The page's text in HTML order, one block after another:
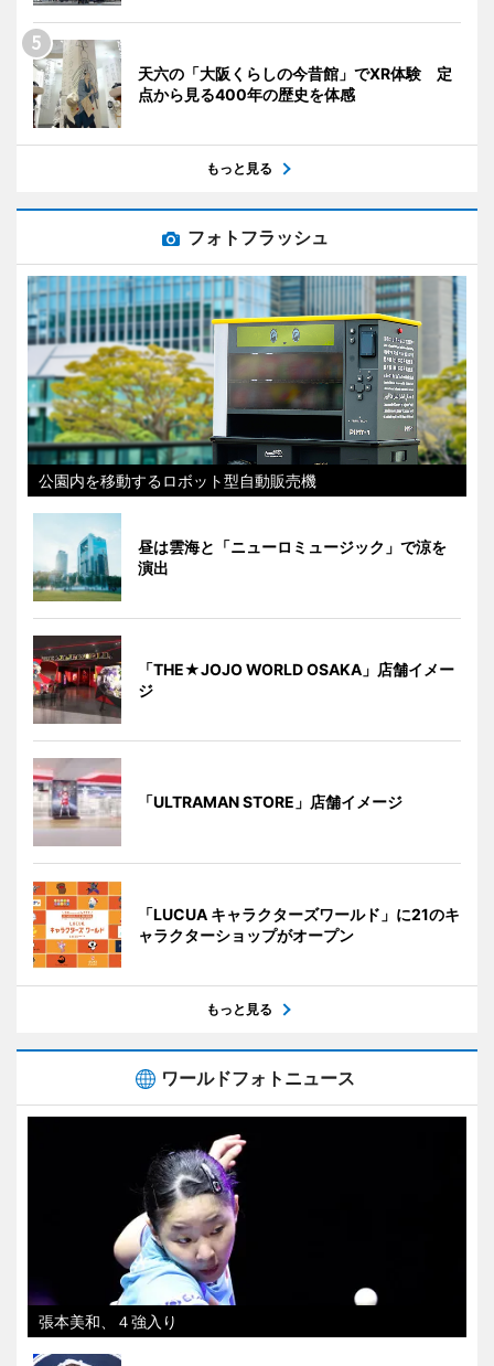
天六の「大阪くらしの今昔館」でXR体験 定
点から見る400年の歴史を体感
もっと見る
フォトフラッシュ
公園内を移動するロボット型自動販売機
昼は雲海と「ニューロミュージック」で涼を
演出
「THE★JOJO WORLD OSAKA」店舗イメー
ジ
「ULTRAMAN STORE」店舗イメージ
「LUCUA キャラクターズワールド」に21のキ
ャラクターショップがオープン
もっと見る
ワールドフォトニュース
張本美和、４強入り